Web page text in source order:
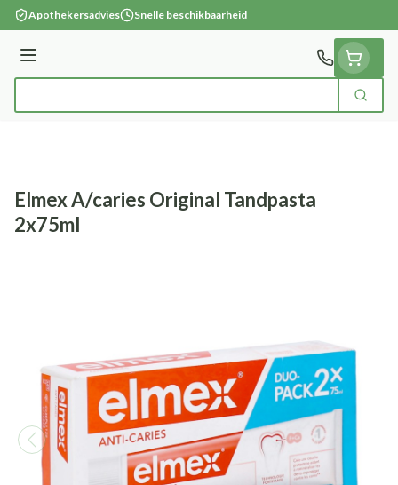
Ga naar de inhoud
Apothekersadvies Snelle beschikbaarheid
Menu
Product, merk, categorie... Zoek
Elmex A/caries Original Tandpasta
2x75ml